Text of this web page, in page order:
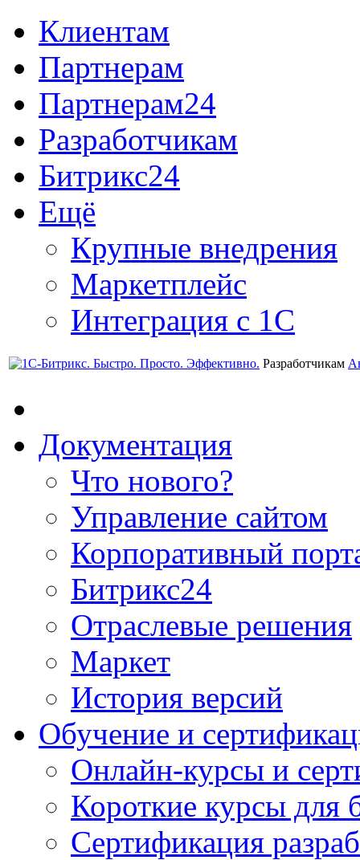
Клиентам
Партнерам
Партнерам24
Разработчикам
Битрикс24
Ещё
Крупные внедрения
Маркетплейс
Интеграция с 1С
Разработчикам
Документация
Что нового?
Управление сайтом
Корпоративный
Битрикс24
Отраслевые решения
Маркет
История версий
Обучение и
Онлайн-курсы и
Короткие курсы для
Сертификация